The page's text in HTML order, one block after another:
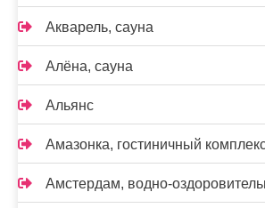
Акварель, сауна
Алёна, сауна
Альянс
Амазонка, гостиничный
Амстердам, водно-